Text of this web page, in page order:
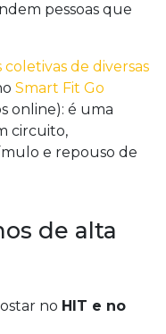
pessoas que
de diversas
Smart Fit Go
online): é uma
circuito,
e repouso de
de alta
no HIT e no